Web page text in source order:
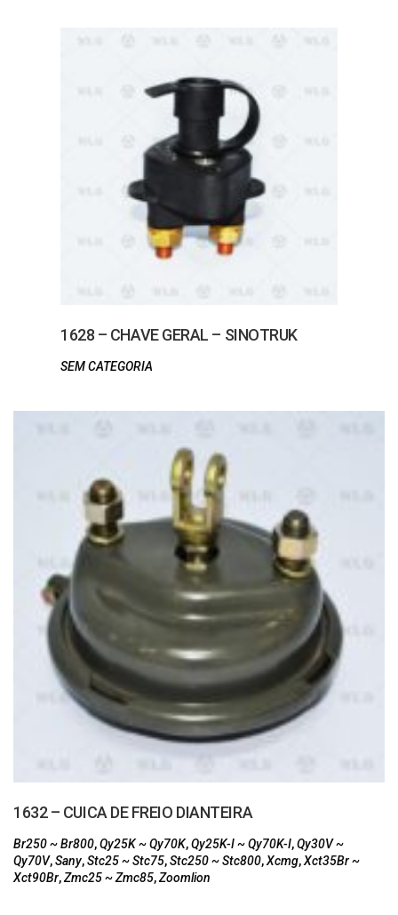
1628 – CHAVE GERAL – SINOTRUK
SEM CATEGORIA
1632 – CUICA DE FREIO DIANTEIRA
Br250 ~ Br800,Qy25K ~ Qy70K,Qy25K-I ~ Qy70K-I,Qy30V ~
Qy70V,Sany,Stc25 ~ Stc75,Stc250 ~ Stc800,Xcmg,Xct35Br ~
Xct90Br,Zmc25 ~ Zmc85,Zoomlion